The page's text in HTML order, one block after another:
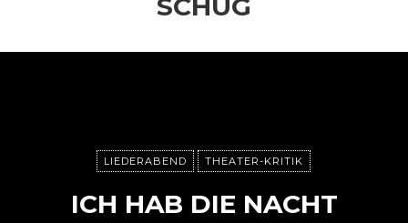
SCHUG
LIEDERABEND THEATER-KRITIK
ICH HAB DIE NACHT